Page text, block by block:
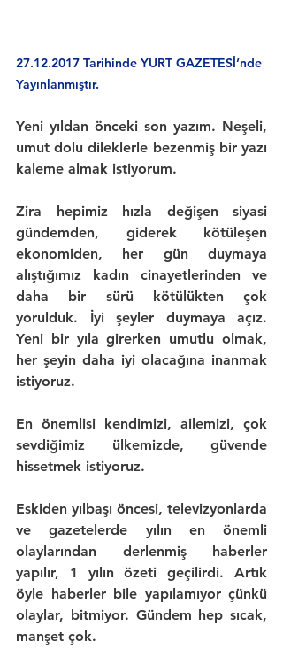
27.12.2017 Tarihinde YURT GAZETESİ’nde
Yayınlanmıştır.
Yeni yıldan önceki son yazım. Neşeli,
umut dolu dileklerle bezenmiş bir yazı
kaleme almak istiyorum.
Zira hepimiz hızla değişen siyasi
gündemden, giderek kötüleşen
ekonomiden, her gün duymaya
alıştığımız kadın cinayetlerinden ve
daha bir sürü kötülükten çok
yorulduk. İyi şeyler duymaya açız.
Yeni bir yıla girerken umutlu olmak,
her şeyin daha iyi olacağına inanmak
istiyoruz.
En önemlisi kendimizi, ailemizi, çok
sevdiğimiz ülkemizde, güvende
hissetmek istiyoruz.
Eskiden yılbaşı öncesi, televizyonlarda
ve gazetelerde yılın en önemli
olaylarından derlenmiş haberler
yapılır, 1 yılın özeti geçilirdi. Artık
öyle haberler bile yapılamıyor çünkü
olaylar, bitmiyor. Gündem hep sıcak,
manşet çok.